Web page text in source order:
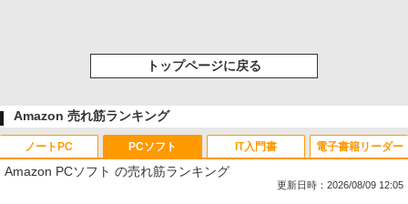
トップページに戻る
Amazon 売れ筋ランキング
ノートPC PCソフト
Amazon PCソフト の売れ筋ランキング
更新日時：2026/08/09 12:05
IT入門書 電子書籍リーダー